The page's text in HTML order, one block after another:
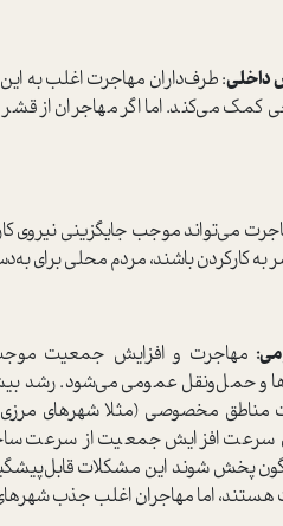
داخلی: طرف‌داران مهاجرت اغلب به
کمک می‌کند. اما اگر مهاجران از
می‌تواند موجب جایگزینی نیروی
به کارکردن باشند، مردم محلی
مهاجرت و افزایش جمعیت
و حمل‌و‌نقل عمومی می‌شود. رشد
مناطق مخصوصی (مثلا شهرهای
سرعت افزایش جمعیت از سرعت
پخش شوند این مشکلات
اما مهاجران اغلب جذب